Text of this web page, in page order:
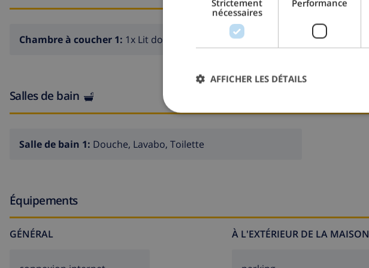
Chambre à coucher 1: 1x Lit double
Salles de bain
Salle de bain 1: Douche, Lavabo, Toilette
Équipements
GÉNÉRAL À L'EXTÉRIEUR DE LA MAISON
Strictement
nécessaires
Performance
AFFICHER LES DÉTAILS